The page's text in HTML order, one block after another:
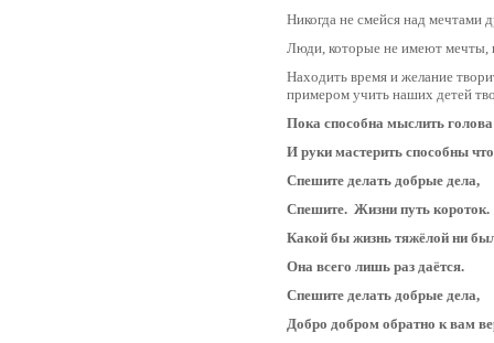
Никогда не смейся над мечтами
Люди, которые не имеют мечты,
Находить время и желание
примером учить наших детей
Пока способна мыслить голова
И руки мастерить способны
Спешите делать добрые дела,
Спешите. Жизни путь короток.
Какой бы жизнь тяжёлой ни
Она всего лишь раз даётся.
Спешите делать добрые дела,
Добро добром обратно к вам